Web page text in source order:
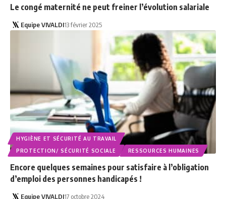
Le congé maternité ne peut freiner l’évolution salariale
Equipe VIVALDI13 février 2025
HYGIÈNE ET SÉCURITÉ AU TRAVAIL
PROTECTION/ SÉCURITÉ SOCIALE
RESSOURCES HUMAINES
Encore quelques semaines pour satisfaire à l’obligation
d’emploi des personnes handicapés !
Equipe VIVALDI17 octobre 2024